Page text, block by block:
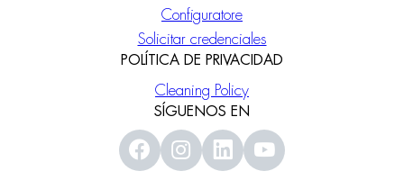
Configuratore
Solicitar credenciales
POLÍTICA DE PRIVACIDAD
Cleaning Policy
SÍGUENOS EN